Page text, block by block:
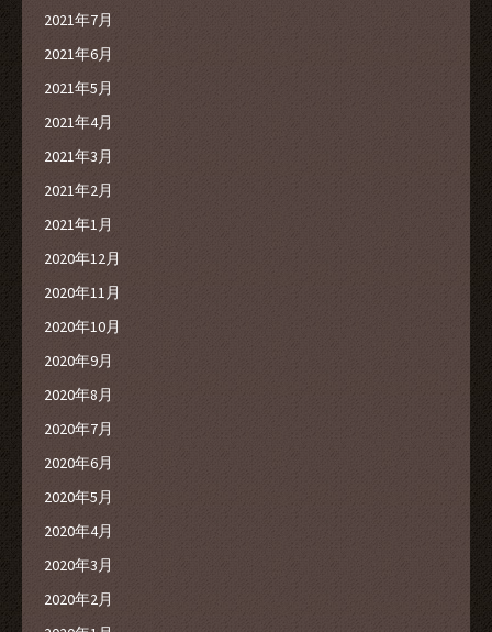
2021年7月
2021年6月
2021年5月
2021年4月
2021年3月
2021年2月
2021年1月
2020年12月
2020年11月
2020年10月
2020年9月
2020年8月
2020年7月
2020年6月
2020年5月
2020年4月
2020年3月
2020年2月